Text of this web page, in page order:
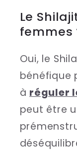
Le
femmes
Oui, le
bénéfique
à réguler
peut être